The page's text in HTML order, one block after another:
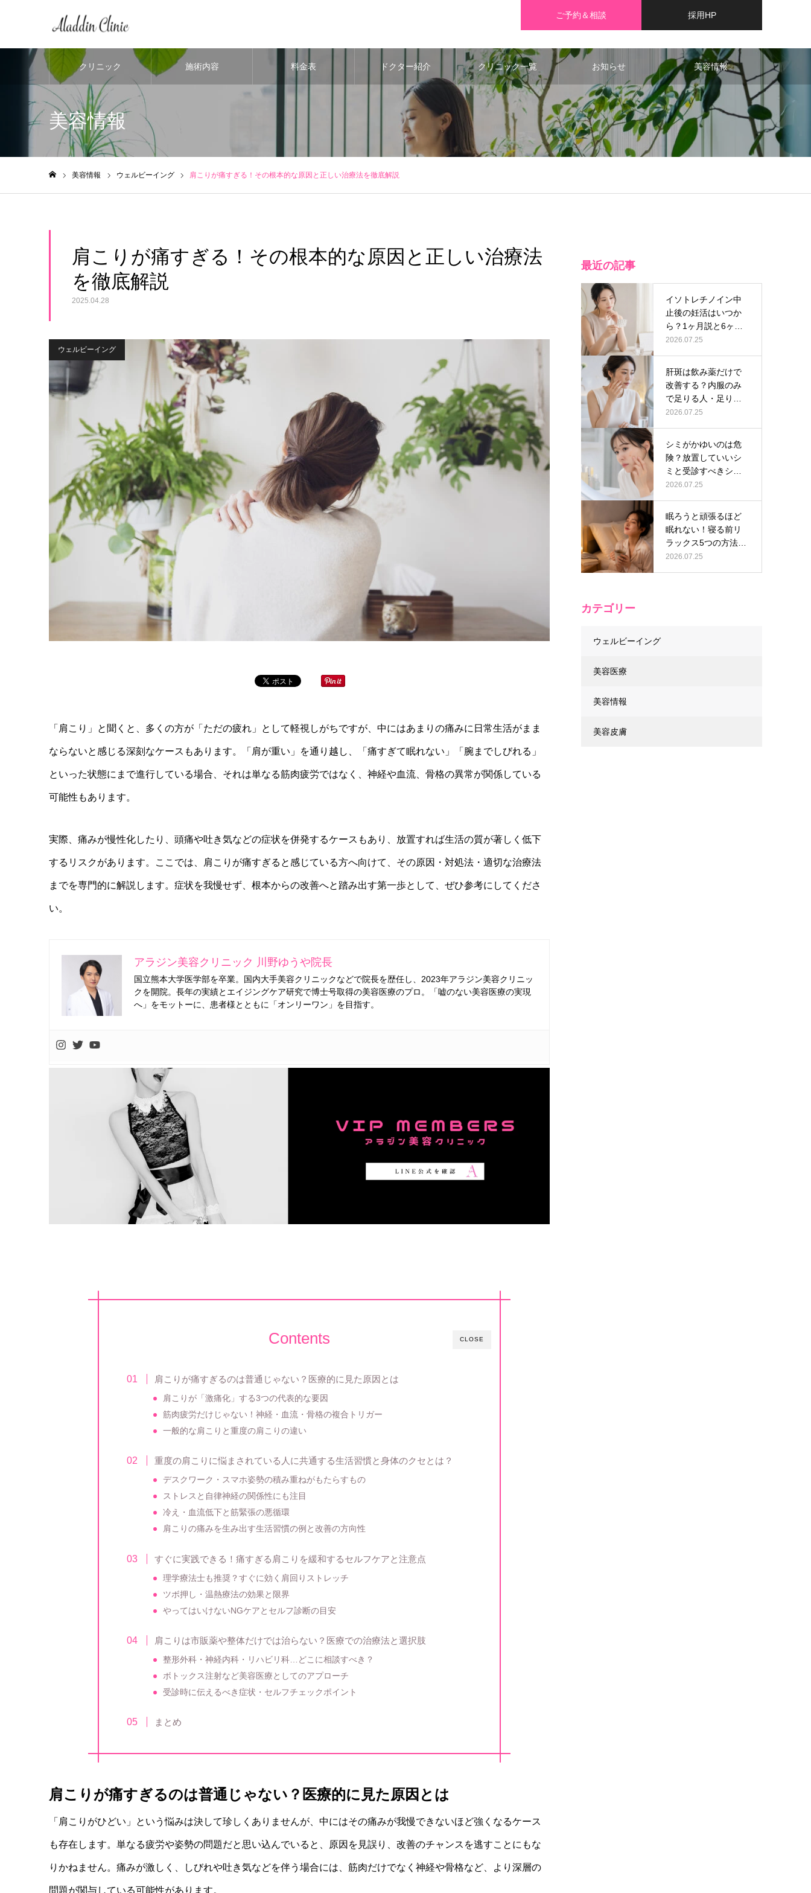
ご予約＆相談 採用HP
クリニック 施術内容 料金表 ドクター紹介 クリニック一覧 お知らせ 美容情報
美容情報
美容情報 ウェルビーイング 肩こりが痛すぎる！その根本的な原因と正しい治療法を徹底解説
肩こりが痛すぎる！その根本的な原因と正しい治療法
を徹底解説
2025.04.28
ウェルビーイング
「肩こり」と聞くと、多くの方が「ただの疲れ」として軽視しがちですが、中にはあまりの痛みに日常生活がまま
ならないと感じる深刻なケースもあります。「肩が重い」を通り越し、「痛すぎて眠れない」「腕までしびれる」
といった状態にまで進行している場合、それは単なる筋肉疲労ではなく、神経や血流、骨格の異常が関係している
可能性もあります。
実際、痛みが慢性化したり、頭痛や吐き気などの症状を併発するケースもあり、放置すれば生活の質が著しく低下
するリスクがあります。ここでは、肩こりが痛すぎると感じている方へ向けて、その原因・対処法・適切な治療法
までを専門的に解説します。症状を我慢せず、根本からの改善へと踏み出す第一歩として、ぜひ参考にしてくださ
い。
アラジン美容クリニック 川野ゆうや院長
国立熊本大学医学部を卒業。国内大手美容クリニックなどで院長を歴任し、2023年アラジン美容クリニッ
クを開院。長年の実績とエイジングケア研究で博士号取得の美容医療のプロ。「嘘のない美容医療の実現
へ」をモットーに、患者様とともに「オンリーワン」を目指す。
CLOSE
Contents
肩こりが痛すぎるのは普通じゃない？医療的に見た原因とは
肩こりが「激痛化」する3つの代表的な要因
筋肉疲労だけじゃない！神経・血流・骨格の複合トリガー
一般的な肩こりと重度の肩こりの違い
重度の肩こりに悩まされている人に共通する生活習慣と身体のクセとは？
デスクワーク・スマホ姿勢の積み重ねがもたらすもの
ストレスと自律神経の関係性にも注目
冷え・血流低下と筋緊張の悪循環
肩こりの痛みを生み出す生活習慣の例と改善の方向性
すぐに実践できる！痛すぎる肩こりを緩和するセルフケアと注意点
理学療法士も推奨？すぐに効く肩回りストレッチ
ツボ押し・温熱療法の効果と限界
やってはいけないNGケアとセルフ診断の目安
肩こりは市販薬や整体だけでは治らない？医療での治療法と選択肢
整形外科・神経内科・リハビリ科…どこに相談すべき？
ボトックス注射など美容医療としてのアプローチ
受診時に伝えるべき症状・セルフチェックポイント
まとめ
肩こりが痛すぎるのは普通じゃない？医療的に見た原因とは
「肩こりがひどい」という悩みは決して珍しくありませんが、中にはその痛みが我慢できないほど強くなるケース
も存在します。単なる疲労や姿勢の問題だと思い込んでいると、原因を見誤り、改善のチャンスを逃すことにもな
りかねません。痛みが激しく、しびれや吐き気などを伴う場合には、筋肉だけでなく神経や骨格など、より深層の
問題が関与している可能性があります。
最近の記事
イソトレチノイン中
止後の妊活はいつか
ら？1ヶ月説と6ヶ月
説の根拠の…
2026.07.25
肝斑は飲み薬だけで
改善する？内服のみ
で足りる人・足りな
い人の判断軸…
2026.07.25
シミがかゆいのは危
険？放置していいシ
ミと受診すべきシミ
の見分け方
2026.07.25
眠ろうと頑張るほど
眠れない！寝る前リ
ラックス5つの方法と
逆効果なN…
2026.07.25
カテゴリー
ウェルビーイング
美容医療
美容情報
美容皮膚